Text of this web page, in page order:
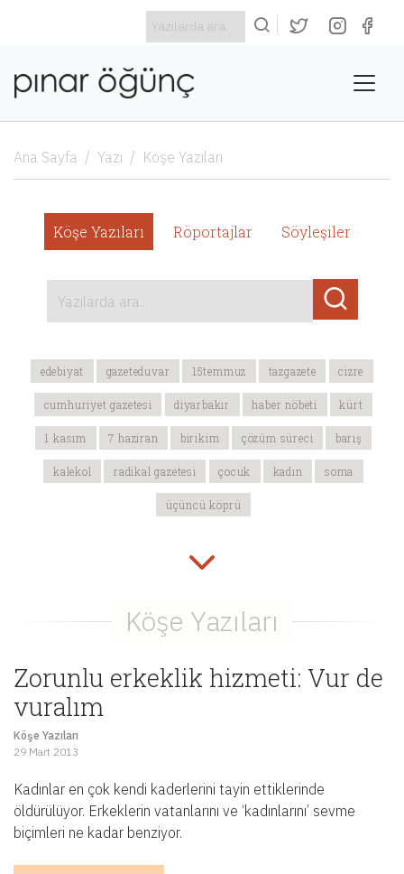
Ana Sayfa Yazı Köşe Yazıları
Köşe Yazıları Röportajlar Söyleşiler
Yazılarda ara...
edebiyat gazeteduvar 15temmuz tazgazete cizre
cumhuriyet gazetesi diyarbakır haber nöbeti kürt
1 kasım 7 haziran birikim çözüm süreci barış
kalekol radikal gazetesi çocuk kadın soma
üçüncü köprü
Zorunlu erkeklik hizmeti: Vur de
vuralım
Köşe Yazıları
29 Mart 2013
Kadınlar en çok kendi kaderlerini tayin ettiklerinde
öldürülüyor. Erkeklerin vatanlarını ve ‘kadınlarını’ sevme
biçimleri ne kadar benziyor.